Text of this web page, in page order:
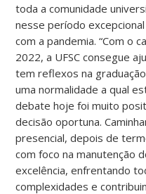
toda a comunidade
nesse período
com a pandemia. “Com o
2022, a UFSC consegue
tem reflexos na
uma normalidade a qual
debate hoje foi muito
decisão oportuna.
presencial, depois de
com foco na manutenção
excelência, enfrentando
complexidades e